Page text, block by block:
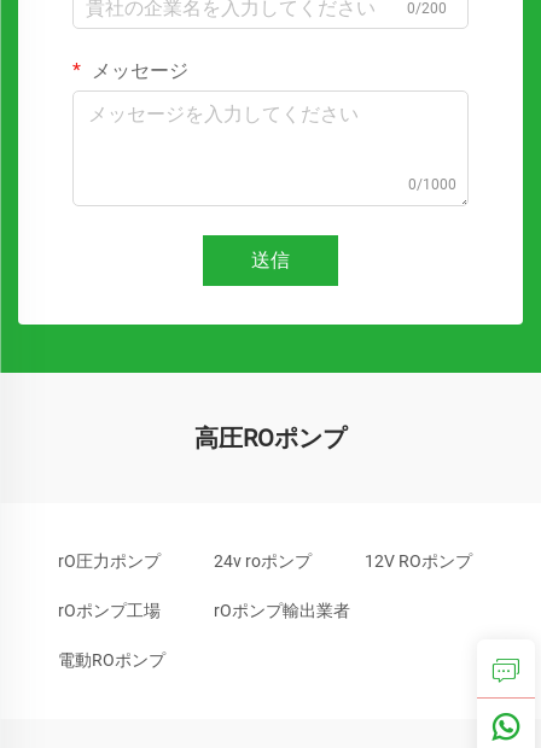
0/200
メッセージ
0/1000
送信
高圧ROポンプ
rO圧力ポンプ 24v roポンプ 12V ROポンプ
rOポンプ工場 rOポンプ輸出業者
電動ROポンプ